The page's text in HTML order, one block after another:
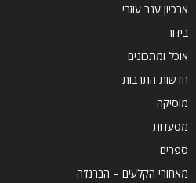
ארכיון ענר עוזרי
בידור
אוכל ומתכונים
חדשות התרבות
מוסיקה
מסעדות
ספרים
מאחורי הקלעים – הברנז'ה